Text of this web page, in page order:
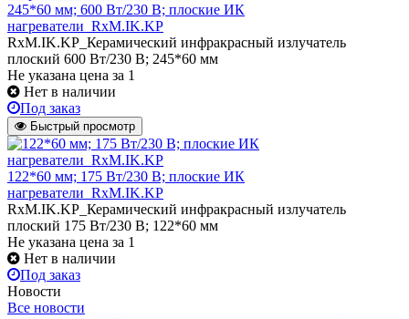
245*60 мм; 600 Вт/230 В; плоские ИК
нагреватели_RxM.IK.KP
RxM.IK.KP_Керамический инфракрасный излучатель
плоский 600 Вт/230 В; 245*60 мм
Не указана цена за 1
Нет в наличии
Под заказ
Быстрый просмотр
122*60 мм; 175 Вт/230 В; плоские ИК
нагреватели_RxM.IK.KP
RxM.IK.KP_Керамический инфракрасный излучатель
плоский 175 Вт/230 В; 122*60 мм
Не указана цена за 1
Нет в наличии
Под заказ
Новости
Все новости